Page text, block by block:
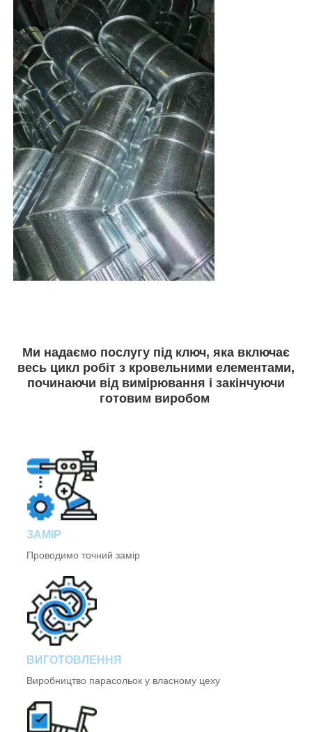
Ми надаємо послугу під ключ, яка включає
весь цикл робіт з кровельними елементами,
починаючи від вимірювання і закінчуючи
готовим виробом
ЗАМІР
Проводимо точний замір
ВИГОТОВЛЕННЯ
Виробництво парасольок у власному цеху